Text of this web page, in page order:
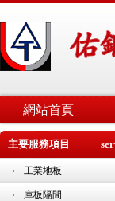
網站首頁
主要服務項目
工業地板
庫板隔間